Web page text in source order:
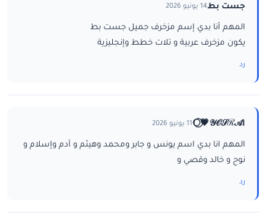
جست بط14 يونيو 2026
المهم أنا بدي إسم مزخرف جميل جست بط
يكون مزخرف عربية و تلات خطط وإنجليزية
رد
ا𝒴𝒪𝒮ℛ𝒜💗⃝🌕 11 يونيو 2026
المهم انا بدي اسم يونس و جابر ومحمد وهيثم و آدم وإسلام و
نوح و خالد وقصي و
رد